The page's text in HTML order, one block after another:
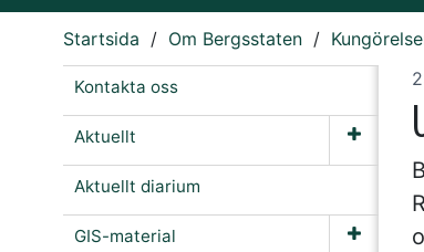
Startsida Om Bergsstaten
Kontakta oss
Aktuellt
Aktuellt diarium
GIS-material